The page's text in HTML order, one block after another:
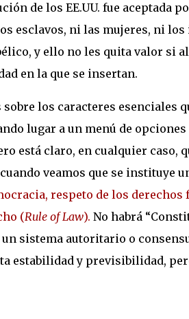
de los EE.UU. fue aceptada
esclavos, ni las mujeres, ni
y ello no les quita valor si
en la que se insertan.
sobre los caracteres esenciales
lugar a un menú de
está claro, en cualquier caso,
veamos que se instituye
respeto de los
(Rule of Law). No habrá
sistema autoritario o
estabilidad y previsibilidad,